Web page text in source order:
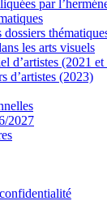
par
les arts visuels
d’artistes (2021
d’artistes (2023)
2027